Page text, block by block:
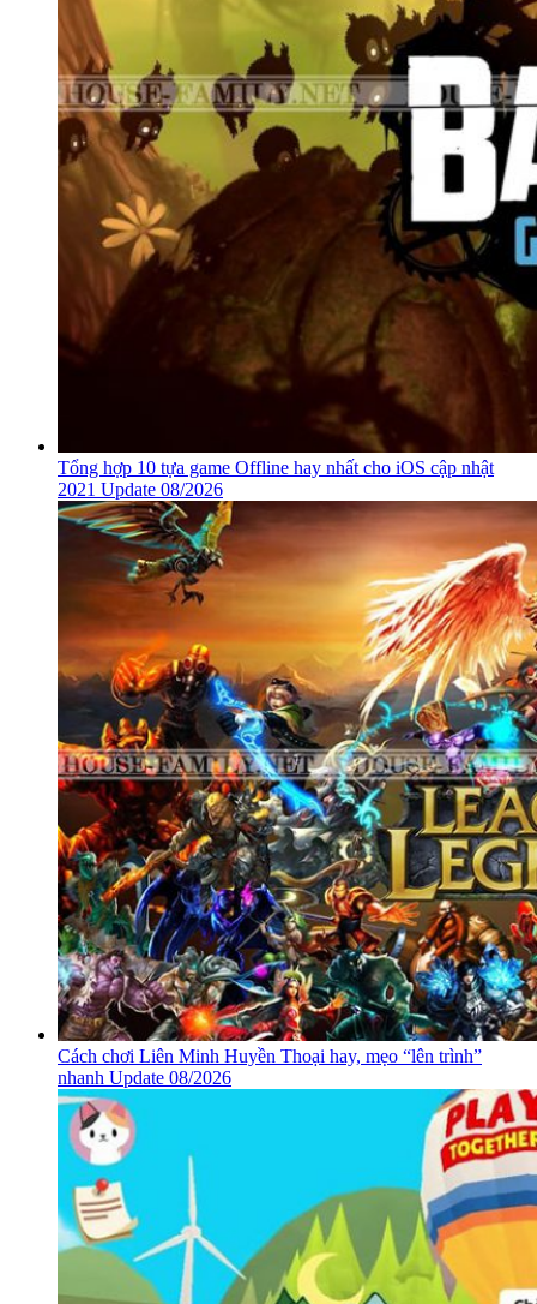
Tổng hợp 10 tựa game Offline hay nhất cho iOS cập nhật
2021 Update 08/2026
Cách chơi Liên Minh Huyền Thoại hay, mẹo “lên trình”
nhanh Update 08/2026